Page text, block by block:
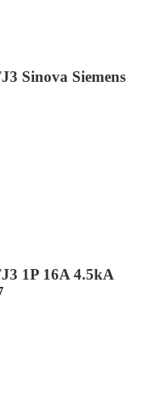
Sinova Siemens
1P 16A 4.5kA